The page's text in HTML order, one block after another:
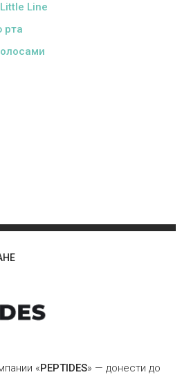
Line
рта
«PEPTIDES» — донести до